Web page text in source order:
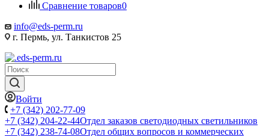
Сравнение товаров0
info@eds-perm.ru
г. Пермь, ул. Танкистов 25
Войти
+7 (342) 202-77-09
+7 (342) 204-22-44Отдел заказов светодиодных светильников
+7 (342) 238-74-08Отдел общих вопросов и коммерческих